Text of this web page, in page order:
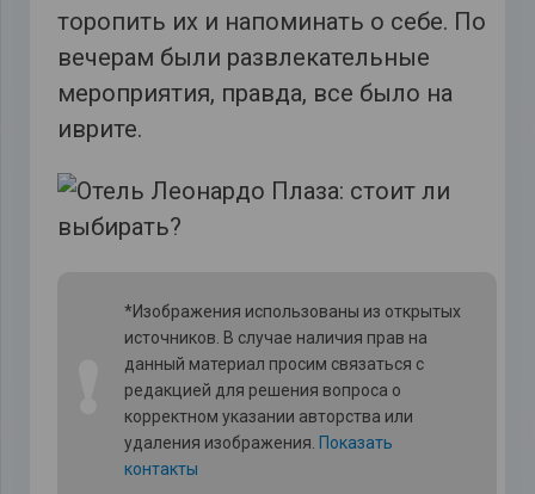
торопить их и напоминать о себе. По
вечерам были развлекательные
мероприятия, правда, все было на
иврите.
*Изображения использованы из открытых
источников. В случае наличия прав на
данный материал просим связаться с
редакцией для решения вопроса о
корректном указании авторства или
удаления изображения. Показать
контакты